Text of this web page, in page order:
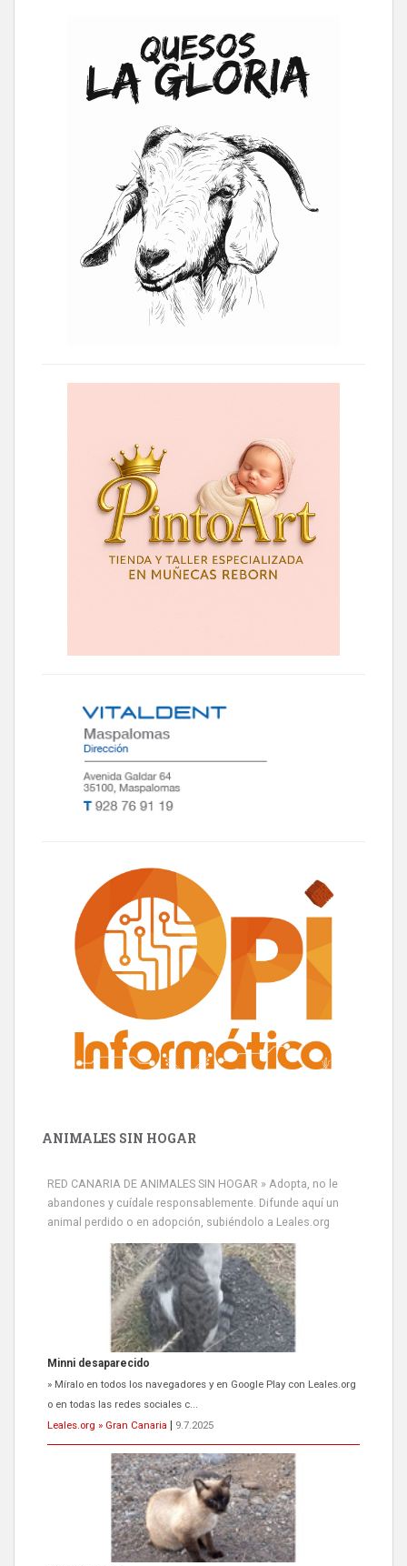
ANIMALES SIN HOGAR
RED CANARIA DE ANIMALES SIN HOGAR » Adopta, no le
abandones y cuídale responsablemente. Difunde aquí un
animal perdido o en adopción, subiéndolo a Leales.org
Siami Perdida
Se llama Siami,es hembra de 4 años,esterilizada con marca de
oreja,cariñosa,mimosa pero miedosa,e...
Leales.org » Gran Canaria
9.7.2025